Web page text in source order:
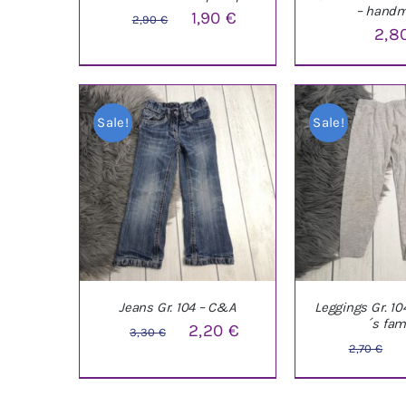
IN DEN WARENKORB
DETAILS
2,90€
Ursprünglicher
war:
2,90 €
1,90€
ist:
1,90 €.
IN DEN
–
Sale!
Jeans Gr. 104 – C&A
3,30€
Ursprünglicher
2,20 €Aktueller
Sale!
Leggings Gr.
´s
2,70€